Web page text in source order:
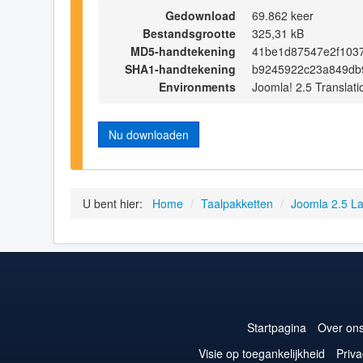
Gedownload
69.862 keer
Bestandsgrootte
325,31 kB
MD5-handtekening
SHA1-handtekening
Environments
Joomla! 2.5
Nu downloaden
U bent hier: Home / Taalpakketten / Joomla 2.5
Startpagina Over
Visie op toegankelijkheid